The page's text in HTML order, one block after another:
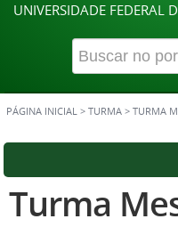
UNIVERSIDADE FEDERAL
PÁGINA INICIAL > TURMA > TURMA
Turma